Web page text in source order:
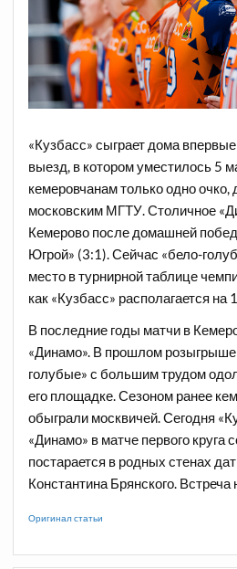
«Кузбасс» сыграет дома
выезд, в котором уместилось 5
кемеровчанам только одно очко,
московским МГТУ. Столичное
Кемерово после домашней
Югрой» (3:1). Сейчас «бело-
место в турнирной таблице
как «Кузбасс» располагается на
В последние годы матчи в
«Динамо». В прошлом розыгрыше
голубые» с большим трудом
его площадке. Сезоном ранее
обыграли москвичей. Сегодня
«Динамо» в матче первого круга
постарается в родных стенах
Константина Брянского.
Оригинал статьи